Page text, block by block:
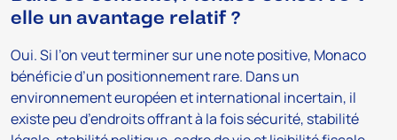
elle un avantage relatif ?
Oui. Si l’on veut terminer sur une note positive, Monaco
bénéficie d’un positionnement rare. Dans un
environnement européen et international incertain, il
existe peu d’endroits offrant à la fois sécurité, stabilité